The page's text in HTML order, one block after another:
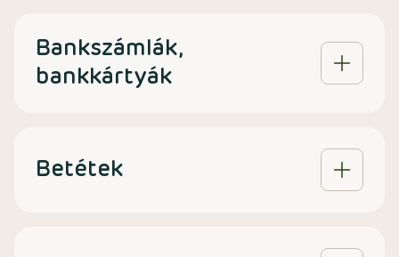
Bankszámlák,
bankkártyák
Betétek